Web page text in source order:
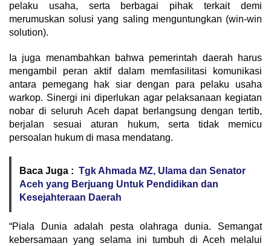
pelaku usaha, serta berbagai pihak terkait demi
merumuskan solusi yang saling menguntungkan (win-win
solution).
Ia juga menambahkan bahwa pemerintah daerah harus
mengambil peran aktif dalam memfasilitasi komunikasi
antara pemegang hak siar dengan para pelaku usaha
warkop. Sinergi ini diperlukan agar pelaksanaan kegiatan
nobar di seluruh Aceh dapat berlangsung dengan tertib,
berjalan sesuai aturan hukum, serta tidak memicu
persoalan hukum di masa mendatang.
Baca Juga : Tgk Ahmada MZ, Ulama dan Senator
Aceh yang Berjuang Untuk Pendidikan dan
Kesejahteraan Daerah
“Piala Dunia adalah pesta olahraga dunia. Semangat
kebersamaan yang selama ini tumbuh di Aceh melalui